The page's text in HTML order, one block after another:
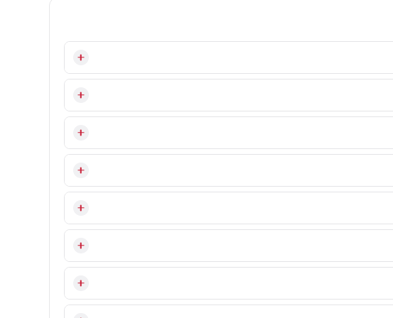
از آب ورودی را گرم می‌کند و سپس مرحله بعدی را می‌پذیرد. این روند کمک می‌کند
برداشت بستگی دارد؛ بنابراین نمی‌توان برای همه محیط‌ها زمان ثابت یا
ساخته شده و سطح آن دارای پوشش لمینت است. این پوشش کمک می‌کند اثر
را پس از خنک شدن با دستمال نرم و شوینده ملایم تمیز کنید و از سیم ظرف‌شویی و